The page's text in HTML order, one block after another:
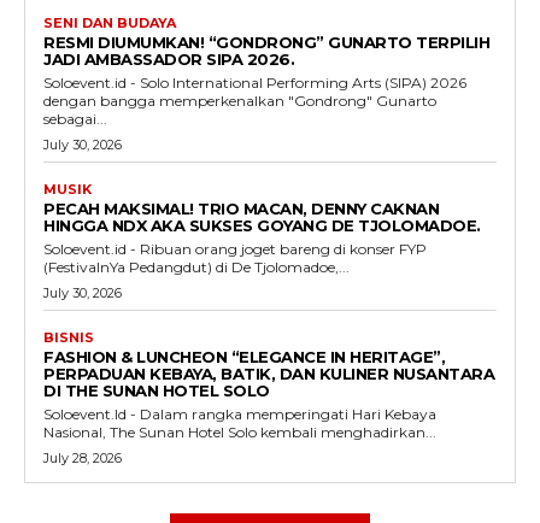
SENI DAN BUDAYA
RESMI DIUMUMKAN! “GONDRONG” GUNARTO TERPILIH
JADI AMBASSADOR SIPA 2026.
Soloevent.id - Solo International Performing Arts (SIPA) 2026
dengan bangga memperkenalkan "Gondrong" Gunarto
sebagai...
July 30, 2026
MUSIK
PECAH MAKSIMAL! TRIO MACAN, DENNY CAKNAN
HINGGA NDX AKA SUKSES GOYANG DE TJOLOMADOE.
Soloevent.id - Ribuan orang joget bareng di konser FYP
(FestivalnYa Pedangdut) di De Tjolomadoe,...
July 30, 2026
BISNIS
FASHION & LUNCHEON “ELEGANCE IN HERITAGE”,
PERPADUAN KEBAYA, BATIK, DAN KULINER NUSANTARA
DI THE SUNAN HOTEL SOLO
Soloevent.Id - Dalam rangka memperingati Hari Kebaya
Nasional, The Sunan Hotel Solo kembali menghadirkan...
July 28, 2026